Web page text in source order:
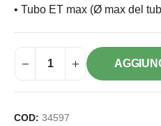
• Tubo ET max (Ø max del
COD: 34597